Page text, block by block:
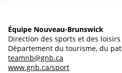
Équipe Nouveau-Brunswick
Direction des sports et des loisirs
Département du tourisme, du
teamnb@gnb.ca
www.gnb.ca/sport